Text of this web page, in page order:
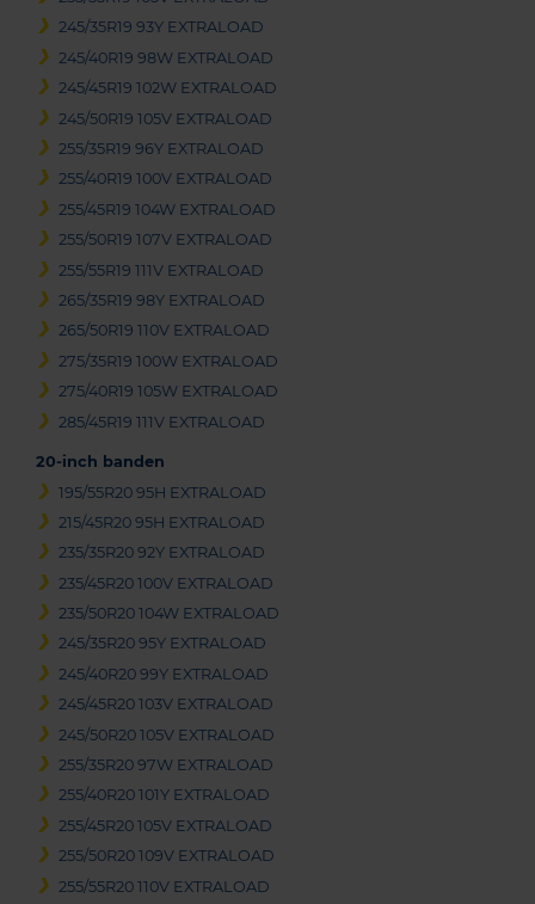
245/35R19 93Y EXTRALOAD
245/40R19 98W EXTRALOAD
245/45R19 102W EXTRALOAD
245/50R19 105V EXTRALOAD
255/35R19 96Y EXTRALOAD
255/40R19 100V EXTRALOAD
255/45R19 104W EXTRALOAD
255/50R19 107V EXTRALOAD
255/55R19 111V EXTRALOAD
265/35R19 98Y EXTRALOAD
265/50R19 110V EXTRALOAD
275/35R19 100W EXTRALOAD
275/40R19 105W EXTRALOAD
285/45R19 111V EXTRALOAD
20-inch banden
195/55R20 95H EXTRALOAD
215/45R20 95H EXTRALOAD
235/35R20 92Y EXTRALOAD
235/45R20 100V EXTRALOAD
235/50R20 104W EXTRALOAD
245/35R20 95Y EXTRALOAD
245/40R20 99Y EXTRALOAD
245/45R20 103V EXTRALOAD
245/50R20 105V EXTRALOAD
255/35R20 97W EXTRALOAD
255/40R20 101Y EXTRALOAD
255/45R20 105V EXTRALOAD
255/50R20 109V EXTRALOAD
255/55R20 110V EXTRALOAD